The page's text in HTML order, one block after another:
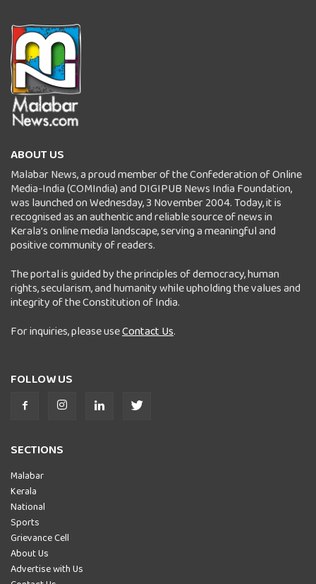
ABOUT US
Malabar News, a proud member of the Confederation of Online
Media-India (COMIndia) and DIGIPUB News India Foundation,
was launched on Wednesday, 3 November 2004. Today, it is
recognised as an authentic and reliable source of news in
Kerala’s online media landscape, serving a meaningful and
positive community of readers.
The portal is guided by the principles of democracy, human
rights, secularism, and humanity while upholding the values and
integrity of the Constitution of India.
For inquiries, please useContact Us.
FOLLOW US
SECTIONS
Malabar
Kerala
National
Sports
Grievance Cell
About Us
Advertise with Us